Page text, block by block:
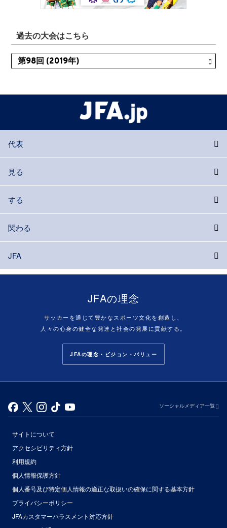
過去の大会はこちら
代表
見る
する
関わる
JFA
JFAの理念
サッカーを通じて豊かなスポーツ文化を創造し、
人々の心身の健全な発達と社会の発展に貢献する。
JFAの理念・ビジョン・バリュー
ソーシャルメディア一覧
サイトについて
アクセシビリティ方針
利用規約
個人情報保護方針
個人番号及び特定個人情報の適正な取扱いの確保に関する基本方針
プライバシーポリシー
JFAカスタマーハラスメント対応方針